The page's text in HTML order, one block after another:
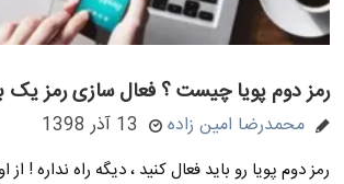
رمز دوم پویا چیست ؟ فعال سازی رمز یک
محمدرضا امین زاده 13 آذر 1398